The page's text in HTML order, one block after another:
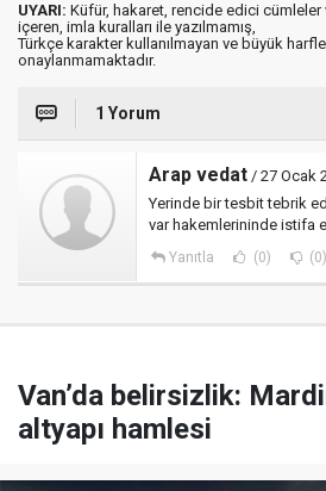
UYARI: Küfür, hakaret, rencide edici cümleler
içeren, imla kuralları ile yazılmamış,
Türkçe karakter kullanılmayan ve büyük
onaylanmamaktadır.
1 Yorum
Arap vedat / 27 Ocak
Yerinde bir tesbit tebrik
var hakemlerininde istifa
Yanıtla (0) (0)
Van’da belirsizlik:
altyapı hamlesi